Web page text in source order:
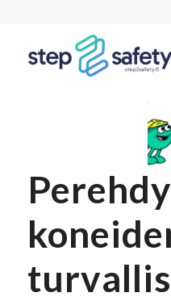
Koneiden
ammattiryhmien